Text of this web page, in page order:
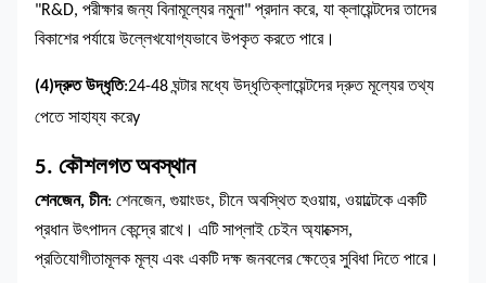
"R&D, পরীক্ষার জন্য বিনামূল্যের নমুনা" প্রদান করে, যা ক্লায়েন্টদের তাদের
বিকাশের পর্যায়ে উল্লেখযোগ্যভাবে উপকৃত করতে পারে।
(4)দ্রুত উদ্ধৃতি:24-48 ঘন্টার মধ্যে উদ্ধৃতিক্লায়েন্টদের দ্রুত মূল্যের তথ্য
পেতে সাহায্য করেy
5. কৌশলগত অবস্থান
শেনজেন, চীন: শেনজেন, গুয়াংডং, চীনে অবস্থিত হওয়ায়, ওয়াল্টেকে একটি
প্রধান উৎপাদন কেন্দ্রে রাখে। এটি সাপ্লাই চেইন অ্যাক্সেস,
প্রতিযোগীতামূলক মূল্য এবং একটি দক্ষ জনবলের ক্ষেত্রে সুবিধা দিতে পারে।